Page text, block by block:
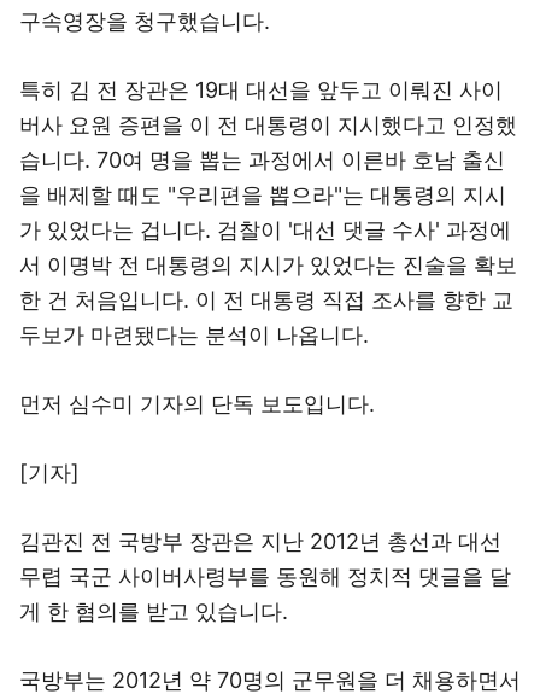
구속영장을 청구했습니다.
특히 김 전 장관은 19대 대선을 앞두고 이뤄진 사이
버사 요원 증편을 이 전 대통령이 지시했다고 인정했
습니다. 70여 명을 뽑는 과정에서 이른바 호남 출신
을 배제할 때도 "우리편을 뽑으라"는 대통령의 지시
가 있었다는 겁니다. 검찰이 '대선 댓글 수사' 과정에
서 이명박 전 대통령의 지시가 있었다는 진술을 확보
한 건 처음입니다. 이 전 대통령 직접 조사를 향한 교
두보가 마련됐다는 분석이 나옵니다.
먼저 심수미 기자의 단독 보도입니다.
[기자]
김관진 전 국방부 장관은 지난 2012년 총선과 대선
무렵 국군 사이버사령부를 동원해 정치적 댓글을 달
게 한 혐의를 받고 있습니다.
국방부는 2012년 약 70명의 군무원을 더 채용하면서